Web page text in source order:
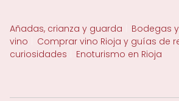
Añadas, crianza y guarda Bodegas
vino
Comprar vino Rioja y guías de
curiosidades
Enoturismo en Rioja